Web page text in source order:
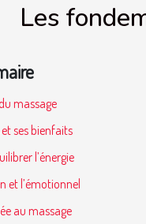
massage
ses bienfaits
l’énergie
et l’émotionnel
au massage
Les